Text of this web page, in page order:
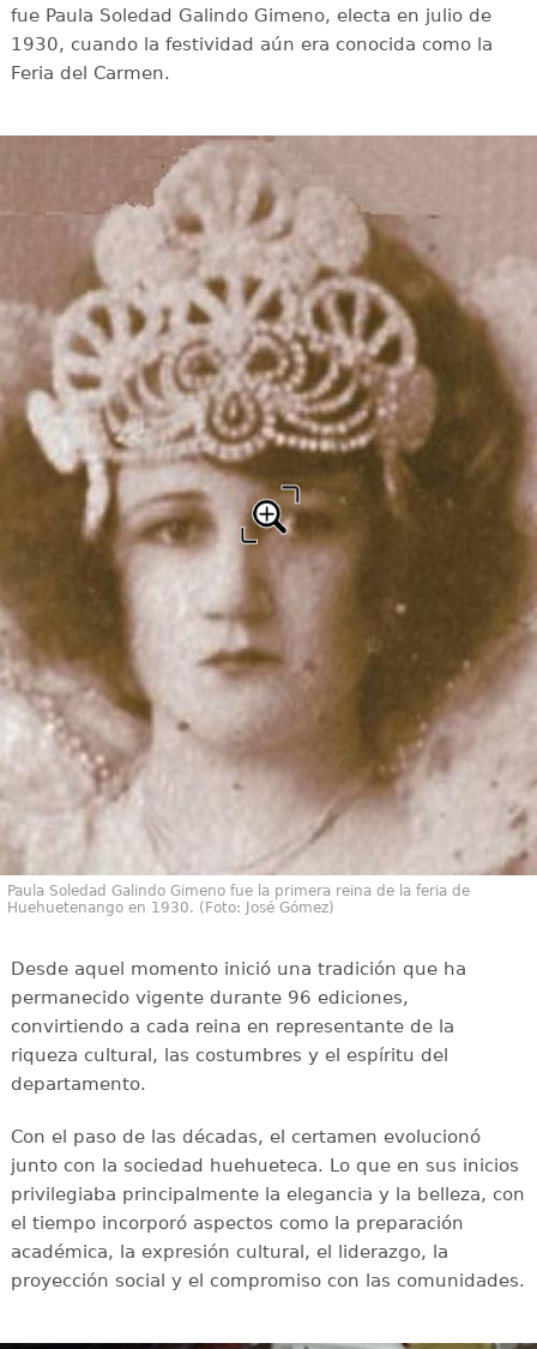
fue Paula Soledad Galindo Gimeno, electa en julio de
1930, cuando la festividad aún era conocida como la
Feria del Carmen.
Paula Soledad Galindo Gimeno fue la primera reina de la feria de
Huehuetenango en 1930. (Foto: José Gómez)
Desde aquel momento inició una tradición que ha
permanecido vigente durante 96 ediciones,
convirtiendo a cada reina en representante de la
riqueza cultural, las costumbres y el espíritu del
departamento.
Con el paso de las décadas, el certamen evolucionó
junto con la sociedad huehueteca. Lo que en sus inicios
privilegiaba principalmente la elegancia y la belleza, con
el tiempo incorporó aspectos como la preparación
académica, la expresión cultural, el liderazgo, la
proyección social y el compromiso con las comunidades.